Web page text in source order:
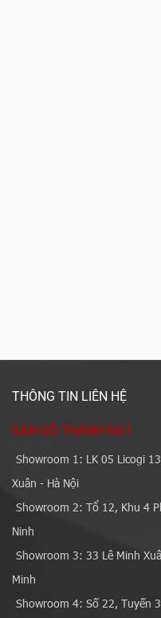
THÔNG TIN LIÊN HỆ
SÀN GỖ THÀNH ĐẠT
Showroom 1: LK 05 Licogi
Xuân - Hà Nội
Showroom 2: Tổ 12, Khu 4
Ninh
Showroom 3: 33 Lê Minh
Minh
Showroom 4: Số 22, Tuyến